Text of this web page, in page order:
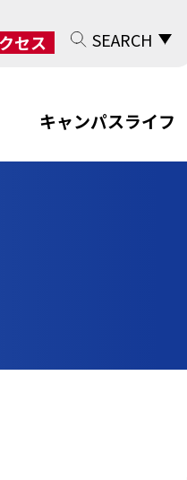
セス SEARCH
キャンパスライフ